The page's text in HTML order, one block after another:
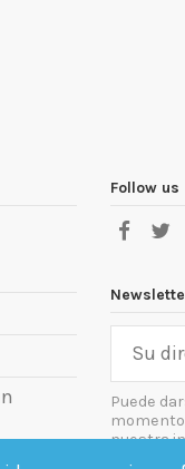
Follow us
Puede
nuestra